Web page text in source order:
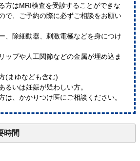
方はMRI検査を受診することができな
で、ご予約の際に必ずご相談をお願い
、除細動器、刺激電極などを身につけ
ップや人工関節などの金属が埋め込ま
(まゆなども含む)
るいは妊娠が疑わしい方。
は、かかりつけ医にご相談ください。
時間